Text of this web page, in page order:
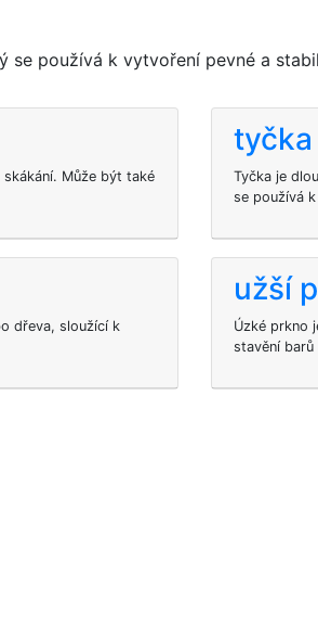
se používá k vytvoření pevné a
Může být také
tyčka
Tyčka je
se používá
dřeva, sloužící k
užší
Úzké prkno
stavění